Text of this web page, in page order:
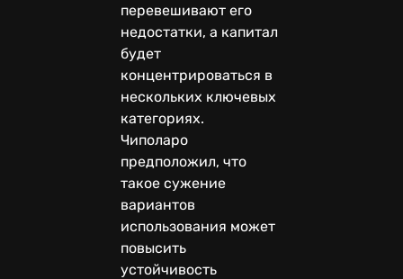
перевешивают его
недостатки, а капитал
будет
концентрироваться в
нескольких ключевых
категориях.
Чиполаро
предположил, что
такое сужение
вариантов
использования может
повысить
устойчивость